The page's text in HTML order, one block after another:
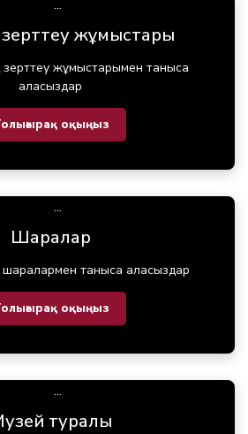
жұмыстары
зерттеу жұмыстарымен таныса
аласыздар
оқыңыз
Шаралар
таныса аласыздар
оқыңыз
туралы